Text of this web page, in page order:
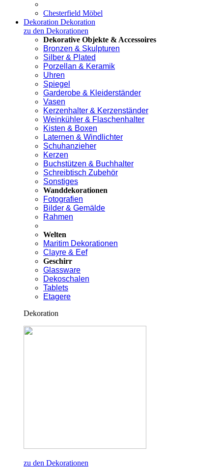
Chesterfield Möbel
Dekoration Dekoration
zu den Dekorationen
Dekorative Objekte & Accessoires
Bronzen & Skulpturen
Silber & Plated
Porzellan & Keramik
Uhren
Spiegel
Garderobe & Kleiderständer
Vasen
Kerzenhalter & Kerzenständer
Weinkühler & Flaschenhalter
Kisten & Boxen
Laternen & Windlichter
Schuhanzieher
Kerzen
Buchstützen & Buchhalter
Schreibtisch Zubehör
Sonstiges
Wanddekorationen
Fotografien
Bilder & Gemälde
Rahmen
Welten
Maritim Dekorationen
Clayre & Eef
Geschirr
Glassware
Dekoschalen
Tablets
Etagere
Dekoration
zu den Dekorationen